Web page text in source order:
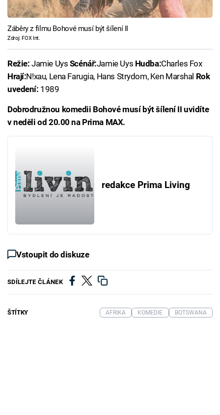
Záběry z filmu Bohové musí být šílení II
Zdroj: FOX Int.
Režie:Jamie Uys Scénář:Jamie Uys Hudba:Charles Fox
Hrají:N!xau, Lena Farugia, Hans Strydom, Ken Marshal Rok
uvedení: 1989
Dobrodružnou komedii Bohové musí být šílení II uvidíte
v neděli od 20.00 na Prima MAX.
redakce Prima Living
Vstoupit do diskuze
SDÍLEJTE ČLÁNEK
ŠTÍTKY AFRIKA KOMEDIE BOTSWANA